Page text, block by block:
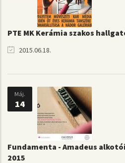
PTE MK Kerámia szakos
2015.06.18.
Máj.
14
Fundamenta - Amadeus
2015